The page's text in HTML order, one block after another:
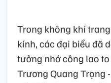
Trong không khí
kính, các đại biểu đã
tưởng nhớ công lao
Trương Quang Trọng